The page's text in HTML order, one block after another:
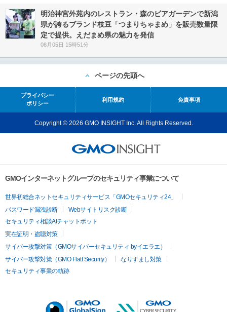
明治神宮外苑内のレストラン・森のビアガーデンで新潟
県が誇るブランド枝豆「つまりちゃまめ」を販売数量限
定で提供。えだまめ県の魅力を発信
08月05日 15時51分
ページの先頭へ
プライバシー
ポリシー
利用規約 免責事項
Copyright © 2026 GMO INSIGHT Inc. All Rights Reserved.
GMOインターネットグループのセキュリティ事業について
世界初総合ネットセキュリティサービス「GMOセキュリティ24」
パスワード漏洩診断
Webサイトリスク診断
セキュリティ相談AIチャットボット
実在証明・盗聴対策
サイバー攻撃対策（GMOサイバーセキュリティ byイエラエ）
サイバー攻撃対策（GMO Flatt Security）
なりすまし対策
セキュリティ事業の軌跡